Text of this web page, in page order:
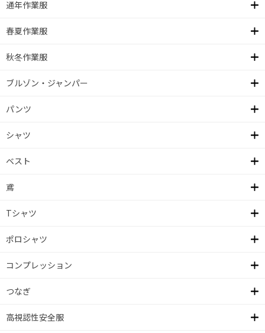
通年作業服
春夏作業服
秋冬作業服
ブルゾン・ジャンパー
パンツ
シャツ
ベスト
鳶
Tシャツ
ポロシャツ
コンプレッション
つなぎ
高視認性安全服